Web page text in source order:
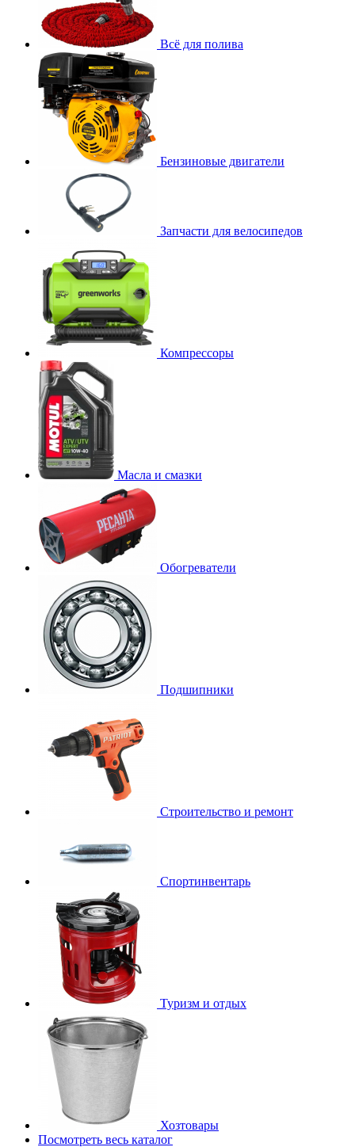
Всё для полива
Бензиновые двигатели
Запчасти для велосипедов
Компрессоры
Масла и смазки
Обогреватели
Подшипники
Строительство и ремонт
Спортинвентарь
Туризм и отдых
Хозтовары
Посмотреть весь каталог